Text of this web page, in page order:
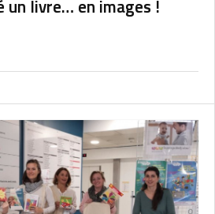
un livre… en images !